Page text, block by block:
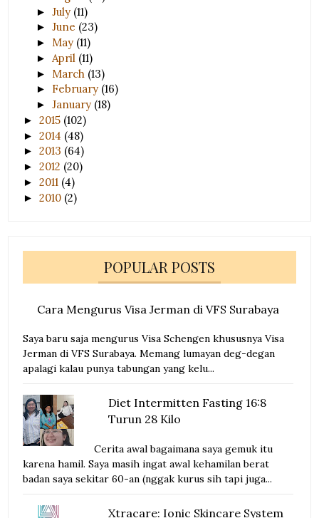
►July (11)
►June (23)
► May (11)
► April (11)
► March (13)
► February (16)
►January (18)
►2015 (102)
►2014 (48)
►2013 (64)
►2012 (20)
►2011 (4)
►2010 (2)
POPULAR POSTS
Cara Mengurus Visa Jerman di VFS Surabaya
Saya baru saja mengurus Visa Schengen khususnya Visa
Jerman di VFS Surabaya. Memang lumayan deg-degan
apalagi kalau punya tabungan yang kelu...
Diet Intermitten Fasting 16:8
Turun 28 Kilo
Cerita awal bagaimana saya gemuk itu
karena hamil. Saya masih ingat awal kehamilan berat
badan saya sekitar 60-an (nggak kurus sih tapi juga...
Xtracare: Ionic Skincare System